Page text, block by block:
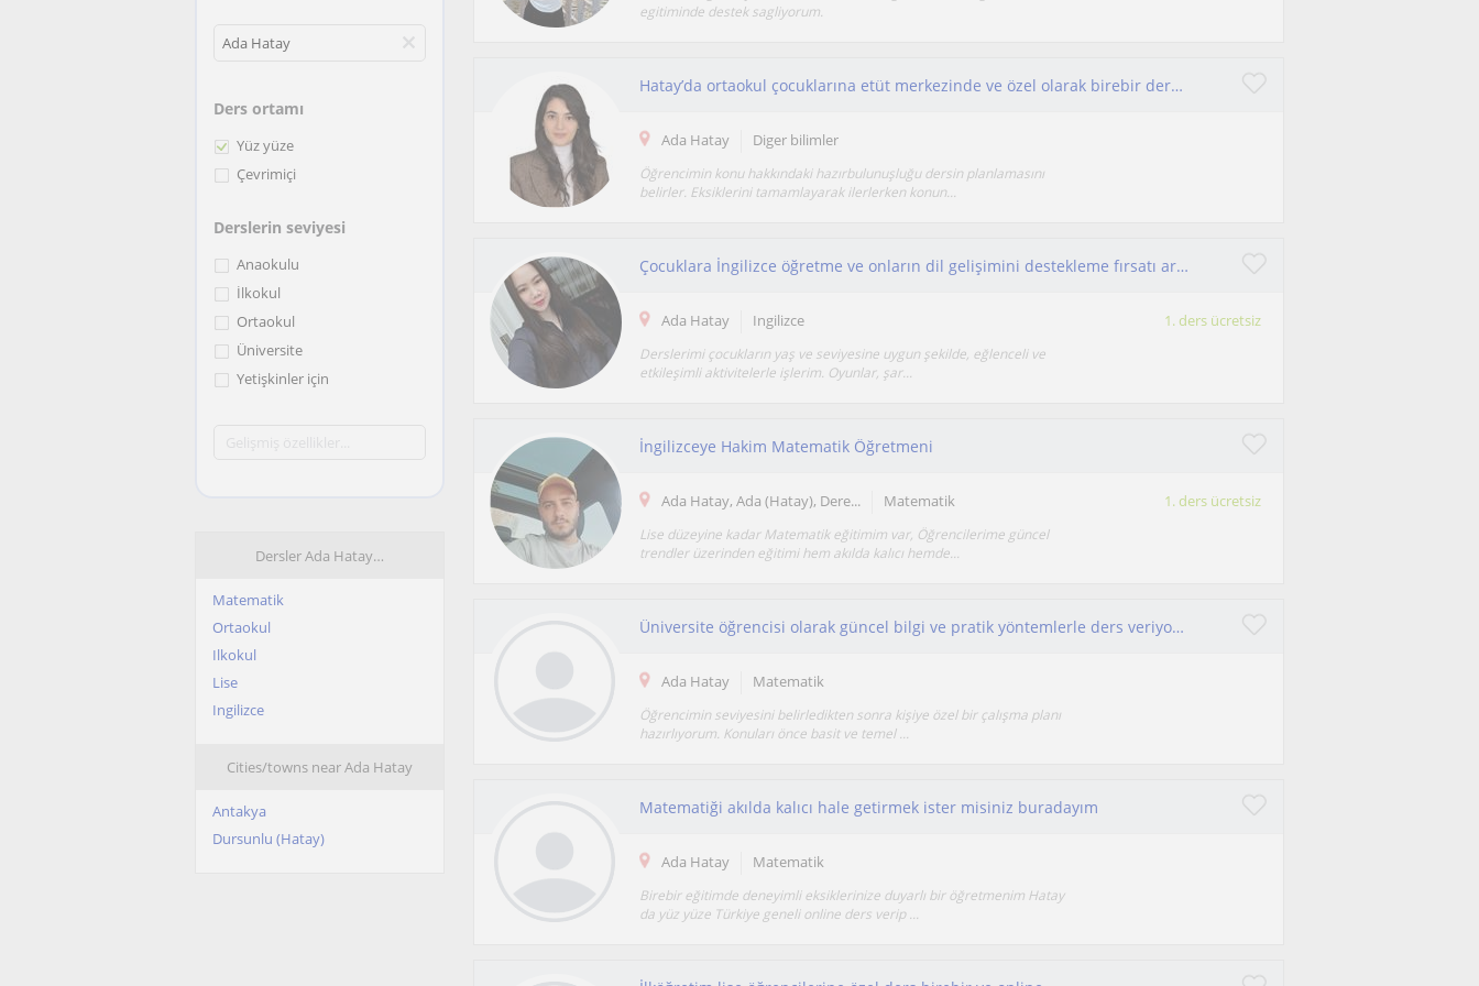
Ders ortamı
Yüz yüze
Çevrimiçi
Derslerin seviyesi
Anaokulu
İlkokul
Ortaokul
Üniversite
Yetişkinler için
Dersler Ada Hatay…
Matematik
Ortaokul
Ilkokul
Lise
Ingilizce
Cities/towns near Ada Hatay
Antakya
Dursunlu (Hatay)
egitiminde destek sagliyorum.
Hatay’da ortaokul çocuklarına etüt merkezinde ve özel olarak birebir ders verdim
Ada Hatay Diger bilimler
Öğrencimin konu hakkındaki hazırbulunuşluğu dersin planlamasını
belirler. Eksiklerini tamamlayarak ilerlerken konun...
Çocuklara İngilizce öğretme ve onların dil gelişimini destekleme fırsatı arıyorum.
Ada Hatay Ingilizce 1. ders ücretsiz
Derslerimi çocukların yaş ve seviyesine uygun şekilde, eğlenceli ve
etkileşimli aktivitelerle işlerim. Oyunlar, şar...
İngilizceye Hakim Matematik Öğretmeni
Ada Hatay, Ada (Hatay), Dere... Matematik 1. ders ücretsiz
Lise düzeyine kadar Matematik eğitimim var, Öğrencilerime güncel
trendler üzerinden eğitimi hem akılda kalıcı hemde...
Üniversite öğrencisi olarak güncel bilgi ve pratik yöntemlerle ders veriyorum. Öğrenciye uygun ve keyifli dersler sunuyorum.
Ada Hatay Matematik
Öğrencimin seviyesini belirledikten sonra kişiye özel bir çalışma planı
hazırlıyorum. Konuları önce basit ve temel ...
Matematiği akılda kalıcı hale getirmek ister misiniz buradayım
Ada Hatay Matematik
Birebir eğitimde deneyimli eksiklerinize duyarlı bir öğretmenim Hatay
da yüz yüze Türkiye geneli online ders verip ...